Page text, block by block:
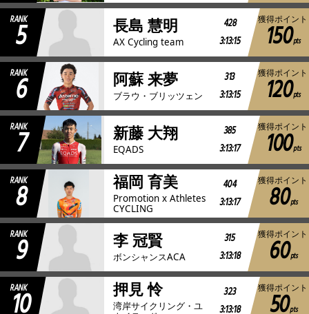
RANK
5 長島 慧明
AX Cycling team
428
3:13:15
獲得ポイント
150pts
RANK
6 阿蘇 来夢
ブラウ・ブリッツェン
313
3:13:15
獲得ポイント
120pts
RANK
7 新藤 大翔
EQADS
385
3:13:17
獲得ポイント
100pts
RANK
8 福岡 育美
Promotion x Athletes
CYCLING
404
3:13:17
獲得ポイント
80pts
RANK
9 李 冠賢
ボンシャンスACA
315
3:13:18
獲得ポイント
60pts
RANK 押見 怜
湾岸サイクリング・ユ
323
3:13:18
獲得ポイント
50pts